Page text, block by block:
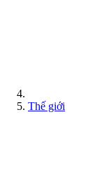
Thế giới